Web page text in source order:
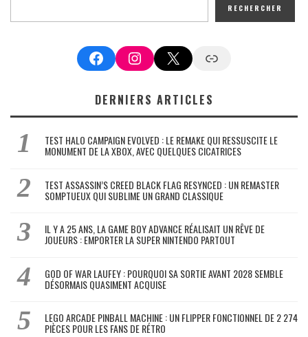
RECHERCHER
FacebookInstagram
X Google News
DERNIERS ARTICLES
TEST HALO CAMPAIGN EVOLVED : LE REMAKE QUI RESSUSCITE LE
MONUMENT DE LA XBOX, AVEC QUELQUES CICATRICES
TEST ASSASSIN’S CREED BLACK FLAG RESYNCED : UN REMASTER
SOMPTUEUX QUI SUBLIME UN GRAND CLASSIQUE
IL Y A 25 ANS, LA GAME BOY ADVANCE RÉALISAIT UN RÊVE DE
JOUEURS : EMPORTER LA SUPER NINTENDO PARTOUT
GOD OF WAR LAUFEY : POURQUOI SA SORTIE AVANT 2028 SEMBLE
DÉSORMAIS QUASIMENT ACQUISE
LEGO ARCADE PINBALL MACHINE : UN FLIPPER FONCTIONNEL DE 2 274
PIÈCES POUR LES FANS DE RÉTRO